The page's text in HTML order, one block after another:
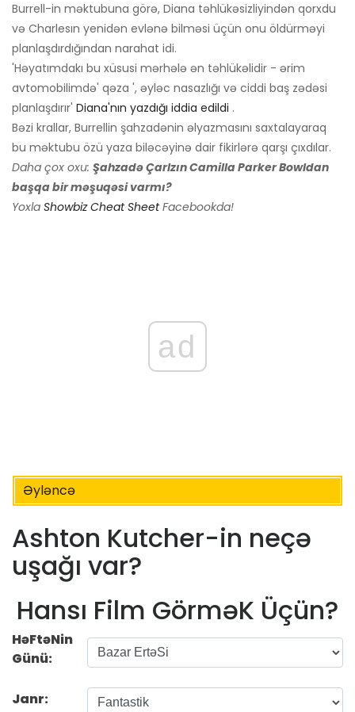
Burrell-in məktubuna görə, Diana təhlükəsizliyindən qorxdu
və Charlesın yenidən evlənə bilməsi üçün onu öldürməyi
planlaşdırdığından narahat idi.
'Həyatımdakı bu xüsusi mərhələ ən təhlükəlidir - ərim
avtomobilimdə' qəza ', əyləc nasazlığı və ciddi baş zədəsi
planlaşdırır' Diana'nın yazdığı iddia edildi .
Bəzi krallar, Burrellin şahzadənin əlyazmasını saxtalayaraq
bu məktubu özü yaza biləcəyinə dair fikirlərə qarşı çıxdılar.
Daha çox oxu: Şahzadə Çarlzın Camilla Parker Bowldan
başqa bir məşuqəsi varmı?
Yoxla Showbiz Cheat Sheet Facebookda!
ad
Əyləncə
Ashton Kutcher-in neçə
uşağı var?
Hansı Film GörməK Üçün?
HəFtəNin
Günü:
Janr: